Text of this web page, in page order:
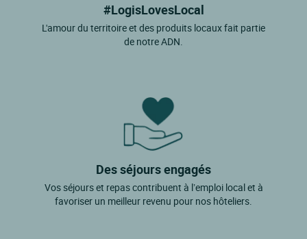
#LogisLovesLocal
L'amour du territoire et des produits locaux fait partie
de notre ADN.
Des séjours engagés
Vos séjours et repas contribuent à l’emploi local et à
favoriser un meilleur revenu pour nos hôteliers.